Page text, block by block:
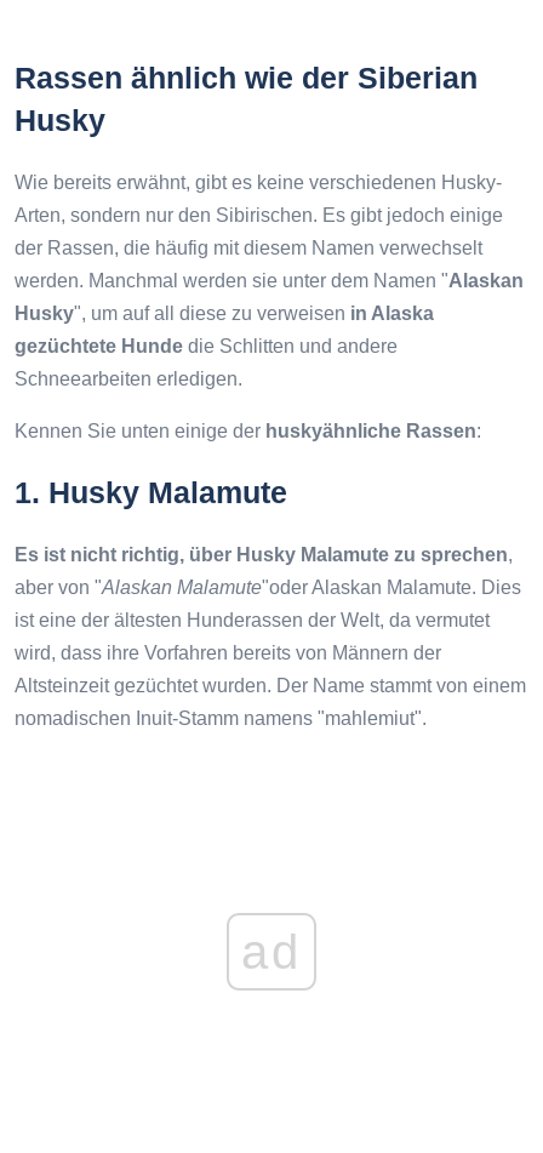
Rassen ähnlich wie der Siberian
Husky
Wie bereits erwähnt, gibt es keine verschiedenen Husky-
Arten, sondern nur den Sibirischen. Es gibt jedoch einige
der Rassen, die häufig mit diesem Namen verwechselt
werden. Manchmal werden sie unter dem Namen "Alaskan
Husky", um auf all diese zu verweisen in Alaska
gezüchtete Hunde die Schlitten und andere
Schneearbeiten erledigen.
Kennen Sie unten einige der huskyähnliche Rassen:
1. Husky Malamute
Es ist nicht richtig, über Husky Malamute zu sprechen,
aber von "Alaskan Malamute"oder Alaskan Malamute. Dies
ist eine der ältesten Hunderassen der Welt, da vermutet
wird, dass ihre Vorfahren bereits von Männern der
Altsteinzeit gezüchtet wurden. Der Name stammt von einem
nomadischen Inuit-Stamm namens "mahlemiut".
ad